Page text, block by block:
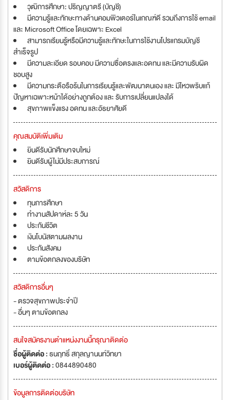
วุฒิการศึกษา: ปริญญาตรี (บัญชี)
มีความรู้และทักษะทางด้านคอมพิวเตอร์ในเกณฑ์ดี รวมถึงการใช้ email
และ Microsoft Office โดยเฉพาะ Excel
สามารถเรียนรู้หรือมีความรู้และทักษะในการใช้งานโปรแกรมบัญชี
สำเร็จรูป
มีความละเอียด รอบคอบ มีความซื่อตรงและอดทน และมีความรับผิด
ชอบสูง
มีความกระตือรือร้นในการเรียนรู้และพัฒนาตนเอง และ มีไหวพริบแก้
ปัญหาเฉพาะหน้าได้อย่างถูกต้อง และ รับการเปลี่ยนแปลงได้
สุขภาพแข็งแรง อดทน และอัธยาศัยดี
คุณสมบัติเพิ่มเติม
ยินดีรับนักศึกษาจบใหม่
ยินดีรับผู้ไม่มีประสบการณ์
สวัสดิการ
ทุนการศึกษา
ทำงานสัปดาห์ละ 5 วัน
ประกันชีวิต
เงินโบนัสตามผลงาน
ประกันสังคม
ตามข้อตกลงของบริษัท
สวัสดิการอื่นๆ
- ตรวจสุขภาพประจำปี
- อื่นๆ ตามข้อตกลง
สนใจสมัครงานตำแหน่งงานนี้กรุณาติดต่อ
ชื่อผู้ติดต่อ :ธนฤทธิ์ สกุลญานนท์วิทยา
เบอร์ผู้ติดต่อ :0844890480
ข้อมูลการติดต่อบริษัท